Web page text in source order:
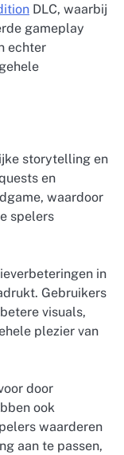
DLC, waarbij
gameplay
echter
storytelling en
en
waardoor
spelers
in
Gebruikers
visuals,
plezier van
door
ook
waarderen
aan te passen,